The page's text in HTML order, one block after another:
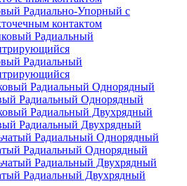
Радиально-Упорный с
контактом
Радиальный
Радиальный Однорядный
Радиальный Двухрядный
Радиальный Однорядный
Радиальный Двухрядный